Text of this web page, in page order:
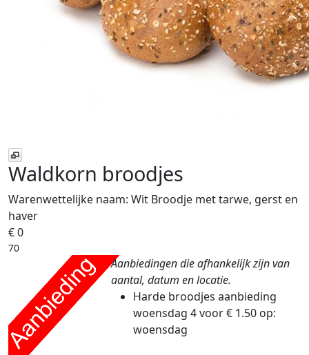
Waldkorn broodjes
Warenwettelijke naam: Wit Broodje met tarwe, gerst en
haver
€ 0
70
Aanbiedingen die afhankelijk zijn van
aantal, datum en locatie.
Harde broodjes aanbieding
woensdag 4 voor € 1.50 op:
woensdag